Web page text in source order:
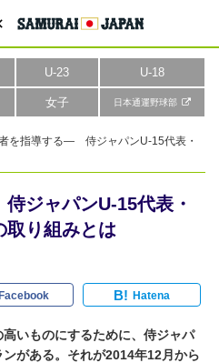
U-23 U-18
女子 日本通運野球部
を指導する― 侍ジャパンU-15代表・
ジャパンU-15代表・
取り組みとは
Facebook B! Hatena
いものにするために、侍ジャパ
がある。それが2014年12月から